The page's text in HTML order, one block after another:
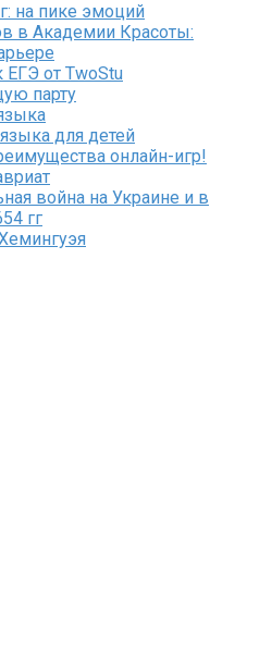
на пике эмоций
в Академии Красоты:
ЕГЭ от TwoStu
парту
для детей
онлайн-игр!
война на Украине и в
гг